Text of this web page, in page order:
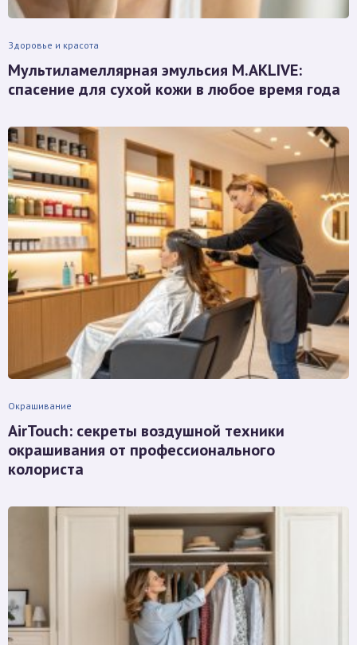
Здоровье и красота
Мультиламеллярная эмульсия M.AKLIVE:
спасение для сухой кожи в любое время года
Окрашивание
AirTouch: секреты воздушной техники
окрашивания от профессионального
колориста